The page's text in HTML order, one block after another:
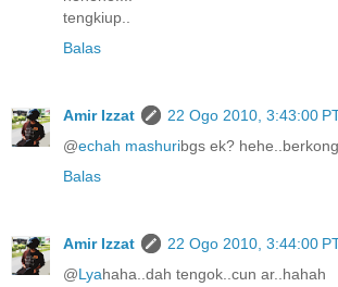
tengkiup..
Balas
Amir Izzat
22 Ogo 2010, 3:43:00
@echah mashuribgs ek?
Balas
Amir Izzat
22 Ogo 2010, 3:44:00
@Lyahaha..dah tengok..cun ar..hahah